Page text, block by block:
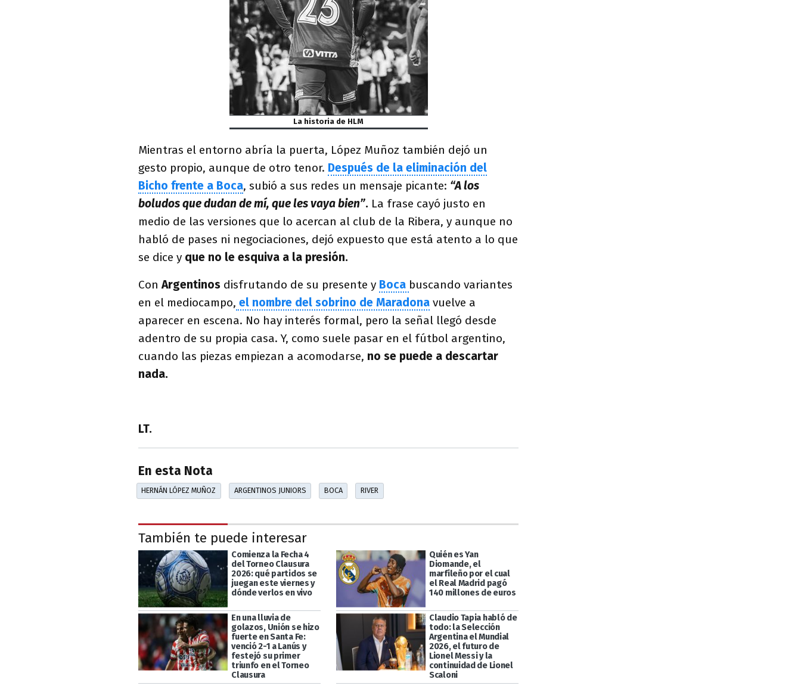
La historia de HLM
Mientras el entorno abría la puerta, López Muñoz también dejó un
gesto propio, aunque de otro tenor. Después de la eliminación del
Bicho frente a Boca, subió a sus redes un mensaje picante: “A los
boludos que dudan de mí, que les vaya bien”. La frase cayó justo en
medio de las versiones que lo acercan al club de la Ribera, y aunque no
habló de pases ni negociaciones, dejó expuesto que está atento a lo que
se dice y que no le esquiva a la presión.
ConArgentinos disfrutando de su presente y Boca buscando variantes
en el mediocampo, el nombre del sobrino de Maradona vuelve a
aparecer en escena. No hay interés formal, pero la señal llegó desde
adentro de su propia casa. Y, como suele pasar en el fútbol argentino,
cuando las piezas empiezan a acomodarse, no se puede a descartar
nada.
LT.
En esta Nota
HERNÁN LÓPEZ MUÑOZ ARGENTINOS JUNIORS BOCA RIVER
También te puede interesar
Comienza la Fecha 4
del Torneo Clausura
2026: qué partidos se
juegan este viernes y
dónde verlos en vivo
Quién es Yan
Diomande, el
marfileño por el cual
el Real Madrid pagó
140 millones de euros
En una lluvia de
golazos, Unión se hizo
fuerte en Santa Fe:
venció 2-1 a Lanús y
festejó su primer
triunfo en el Torneo
Clausura
Claudio Tapia habló de
todo: la Selección
Argentina el Mundial
2026, el futuro de
Lionel Messi y la
continuidad de Lionel
Scaloni